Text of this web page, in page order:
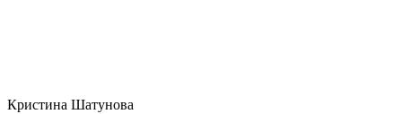
Кристина Шатунова